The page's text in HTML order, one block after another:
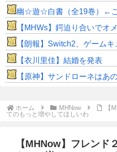
幽☆遊☆白書（全19巻）←これｗ
【MHWs】鍔迫り合いでオメガ
【朗報】Switch2、ゲームキューブ
【衣川里佳】結婚を発表
【原神】サンドローネはあの可
ホーム MHNow
【
てのもっと増やしてほしいわ
【MHNow】フレンド